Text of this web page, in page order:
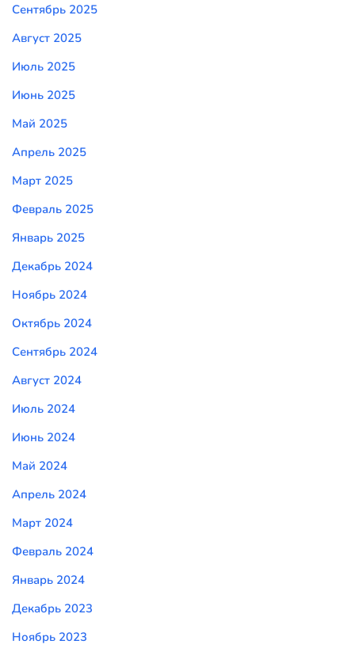
Сентябрь 2025
Август 2025
Июль 2025
Июнь 2025
Май 2025
Апрель 2025
Март 2025
Февраль 2025
Январь 2025
Декабрь 2024
Ноябрь 2024
Октябрь 2024
Сентябрь 2024
Август 2024
Июль 2024
Июнь 2024
Май 2024
Апрель 2024
Март 2024
Февраль 2024
Январь 2024
Декабрь 2023
Ноябрь 2023